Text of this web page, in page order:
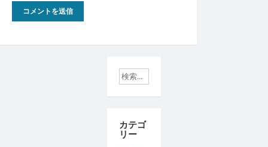
カテゴ
リー